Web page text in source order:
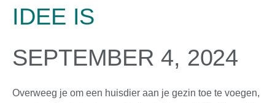
IDEE IS
SEPTEMBER 4, 2024
Overweeg je om een huisdier aan je gezin toe te voegen,